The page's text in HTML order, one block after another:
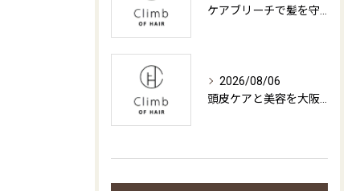
2026/08/06